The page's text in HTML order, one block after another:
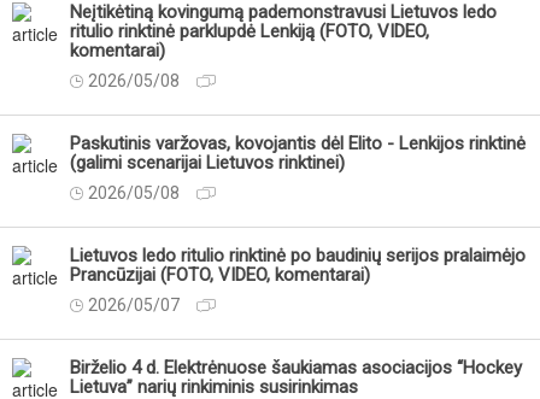
Neįtikėtiną kovingumą pademonstravusi Lietuvos ledo
ritulio rinktinė parklupdė Lenkiją (FOTO, VIDEO,
komentarai)
2026/05/08
Paskutinis varžovas, kovojantis dėl Elito - Lenkijos rinktinė
(galimi scenarijai Lietuvos rinktinei)
2026/05/08
Lietuvos ledo ritulio rinktinė po baudinių serijos pralaimėjo
Prancūzijai (FOTO, VIDEO, komentarai)
2026/05/07
Birželio 4 d. Elektrėnuose šaukiamas asociacijos “Hockey
Lietuva” narių rinkiminis susirinkimas